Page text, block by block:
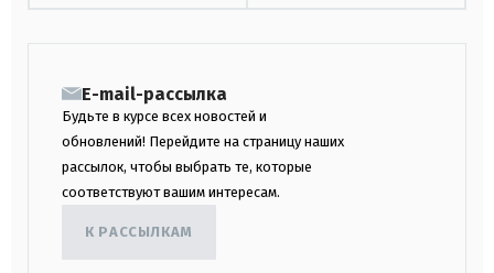
E-mail-рассылка
Будьте в курсе всех новостей и
обновлений! Перейдите на страницу наших
рассылок, чтобы выбрать те, которые
соответствуют вашим интересам.
К РАССЫЛКАМ